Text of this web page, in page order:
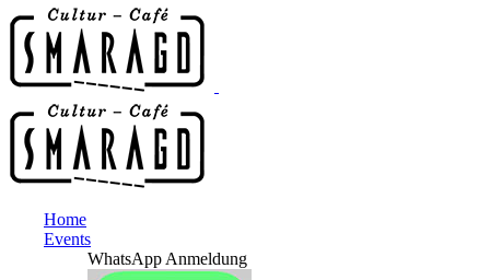
Home
Events
WhatsApp Anmeldung